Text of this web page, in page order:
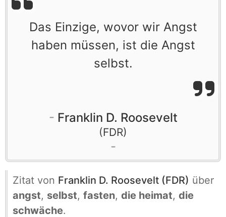
Das Einzige, wovor wir Angst
haben müssen, ist die Angst
selbst.
Franklin D. Roosevelt
FDR
Zitat von Franklin D. Roosevelt (FDR) über
angst, selbst, fasten, die heimat, die
schwäche.